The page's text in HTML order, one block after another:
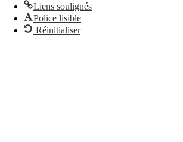
Liens soulignés
Police lisible
Réinitialiser